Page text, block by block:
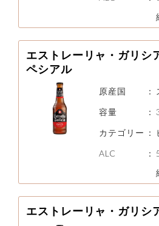
エストレーリャ・ガリシ
ペシアル
原産国 ：
容量
：
カテゴリー ：
ALC
：
エストレーリャ・ガリシ